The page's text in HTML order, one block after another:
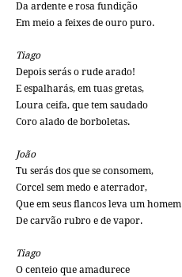
Da ardente e rosa fundição
Em meio a feixes de ouro puro.
Tiago
Depois serás o rude arado!
E espalharás, em tuas gretas,
Loura ceifa, que tem saudado
Coro alado de borboletas.
João
Tu serás dos que se consomem,
Corcel sem medo e aterrador,
Que em seus flancos leva um homem
De carvão rubro e de vapor.
Tiago
O centeio que amadurece